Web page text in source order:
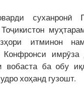
суханронӣ
итминон
Конфронси
вобаста ба обу
хоҳанд гузошт.